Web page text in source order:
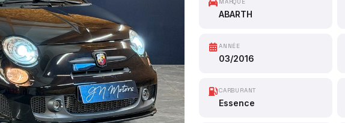
ABARTH
ANNÉE
03/2016
CARBURANT
Essence